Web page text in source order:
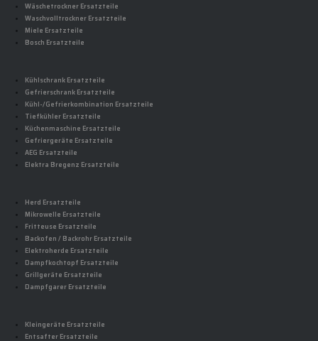
Wäschetrockner Ersatzteile
Waschvolltrockner Ersatzteile
Miele Ersatzteile
Bosch Ersatzteile
Kühlschrank Ersatzteile
Gefrierschrank Ersatzteile
Kühl-/Gefrierkombination Ersatzteile
Tiefkühler Ersatzteile
Küchenmaschine Ersatzteile
Gefriergeräte Ersatzteile
AEG Ersatzteile
Elektra Bregenz Ersatzteile
Herd Ersatzteile
Mikrowelle Ersatzteile
Fritteuse Ersatzteile
Backofen / Backrohr Ersatzteile
Elektroherde Ersatzteile
Dampfkochtopf Ersatzteile
Grillgeräte Ersatzteile
Dampfgarer Ersatzteile
Kleingeräte Ersatzteile
Entsafter Ersatzteile